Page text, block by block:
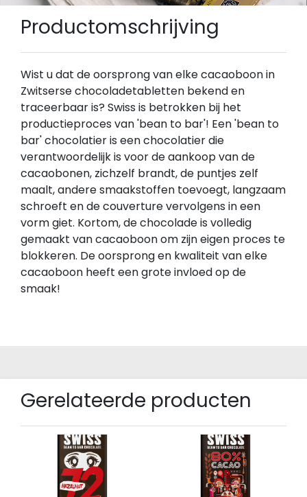
Productomschrijving
Wist u dat de oorsprong van elke cacaoboon in
Zwitserse chocoladetabletten bekend en
traceerbaar is? Swiss is betrokken bij het
productieproces van 'bean to bar'! Een 'bean to
bar' chocolatier is een chocolatier die
verantwoordelijk is voor de aankoop van de
cacaobonen, zichzelf brandt, de puntjes zelf
maalt, andere smaakstoffen toevoegt, langzaam
schroeft en de couverture vervolgens in een
vorm giet. Kortom, de chocolade is volledig
gemaakt van cacaoboon om zijn eigen proces te
blokkeren. De oorsprong en kwaliteit van elke
cacaoboon heeft een grote invloed op de
smaak!
Gerelateerde producten